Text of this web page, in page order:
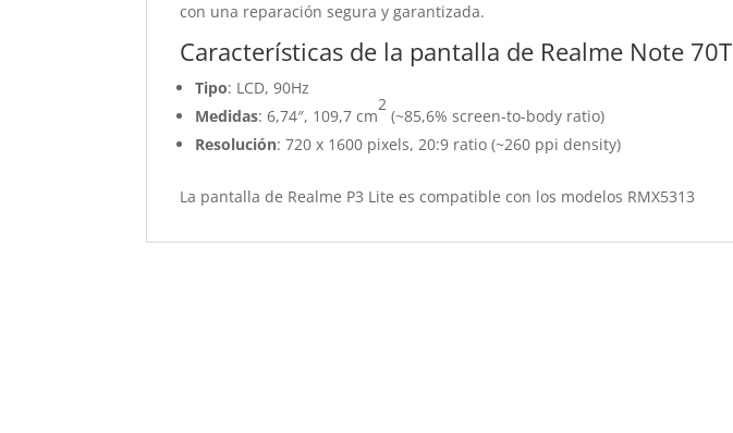
con una reparación segura y garantizada.
Características de la pantalla de Realme Note 70T
Tipo: LCD, 90Hz
Medidas: 6,74″, 109,7 cm
2
(~85,6% screen-to-body ratio)
Resolución: 720 x 1600 pixels, 20:9 ratio (~260 ppi density)
La pantalla de Realme P3 Lite es compatible con los modelos RMX5313